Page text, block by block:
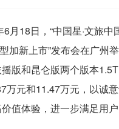
6月18日，“中国星·文旅
加新上市”发布会在广州
版和昆仑版两个版本
万元和11.47万元，以诚
值体验，进一步满足用